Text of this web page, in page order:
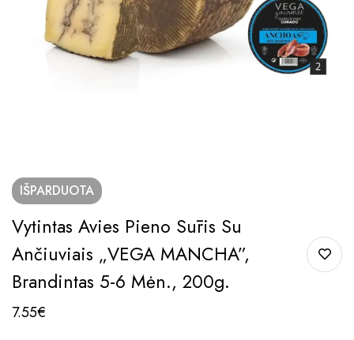
IŠPARDUOTA
Vytintas Avies Pieno Sūris Su
Ančiuviais „VEGA MANCHA”,
Brandintas 5-6 Mėn., 200g.
7.55€